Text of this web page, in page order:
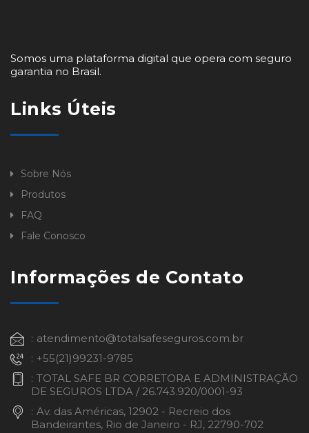
Somos uma plataforma digital que opera com seguro
garantia no Brasil.
Links Úteis
Sobre Nós
Produtos
FAQ
Fale Conosco
Informações de Contato
atendimento@totalsafeseguros.com.br
+55(21)99231-9785
TOTAL SAFE BR CORRETORA E ADMINISTRAÇÃO
DE SEGUROS LTDA / 26.743.920/0001-93
Av. das Américas, 12902 - Recreio dos
Bandeirantes, Rio de Janeiro - RJ, 22790-702